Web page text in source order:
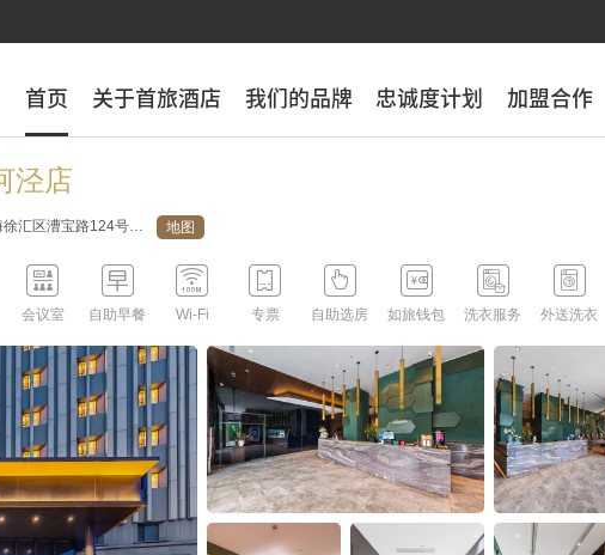
首页 关于首旅酒店 我们的品牌 忠诚度计划 加盟合作
首页 关于首旅酒店 我们的品牌 忠诚度计划 加盟合作
泾店
路交叉口；酒店边景点/标志物：桂林公园；12号线桂林公园站4号口出即见） 地图

会议室

自助早餐

Wi-Fi

专票

自助选房

如旅钱包

洗衣服务

外送洗衣